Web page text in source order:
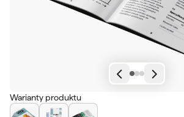
Warianty produktu